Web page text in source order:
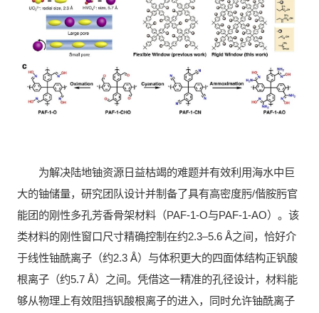
为解决陆地铀资源日益枯竭的难题并有效利用海水中巨
大的铀储量，研究团队设计并制备了具有高密度肟/偕胺肟官
能团的刚性多孔芳香骨架材料（PAF-1-O与PAF-1-AO）。该
类材料的刚性窗口尺寸精确控制在约2.3–5.6 Å之间，恰好介
于线性铀酰离子（约2.3 Å）与体积更大的四面体结构正钒酸
根离子（约5.7 Å）之间。凭借这一精准的孔径设计，材料能
够从物理上有效阻挡钒酸根离子的进入，同时允许铀酰离子